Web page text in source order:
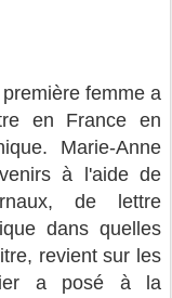
femme a
en France en
Marie-Anne
à l'aide de
de lettre
dans quelles
revient sur les
a posé à la